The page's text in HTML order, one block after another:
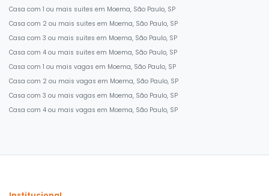
Casa com 1 ou mais suites em Moema, São Paulo, SP
Casa com 2 ou mais suites em Moema, São Paulo, SP
Casa com 3 ou mais suites em Moema, São Paulo, SP
Casa com 4 ou mais suites em Moema, São Paulo, SP
Casa com 1 ou mais vagas em Moema, São Paulo, SP
Casa com 2 ou mais vagas em Moema, São Paulo, SP
Casa com 3 ou mais vagas em Moema, São Paulo, SP
Casa com 4 ou mais vagas em Moema, São Paulo, SP